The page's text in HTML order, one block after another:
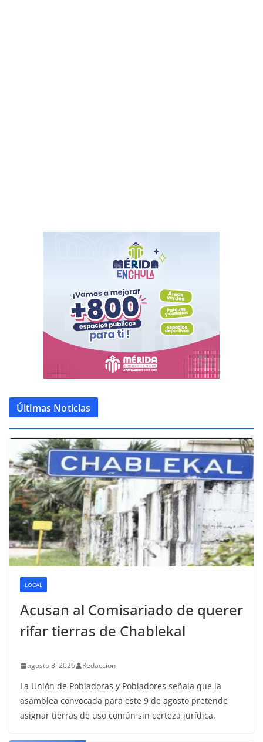
Últimas Noticias
LOCAL
Acusan al Comisariado de querer
rifar tierras de Chablekal
agosto 8, 2026 Redaccion
La Unión de Pobladoras y Pobladores señala que la
asamblea convocada para este 9 de agosto pretende
asignar tierras de uso común sin certeza jurídica.